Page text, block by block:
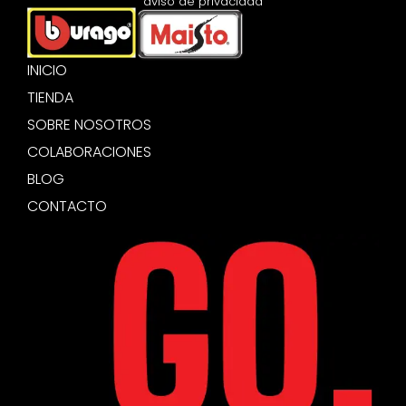
INICIO
TIENDA
SOBRE NOSOTROS
COLABORACIONES
BLOG
CONTACTO